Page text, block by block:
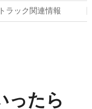
トラック関連情報
ったら